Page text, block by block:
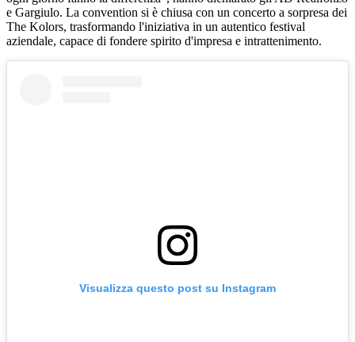
e Gargiulo. La convention si è chiusa con un concerto a sorpresa dei
The Kolors, trasformando l'iniziativa in un autentico festival
aziendale, capace di fondere spirito d'impresa e intrattenimento.
Visualizza questo post su Instagram